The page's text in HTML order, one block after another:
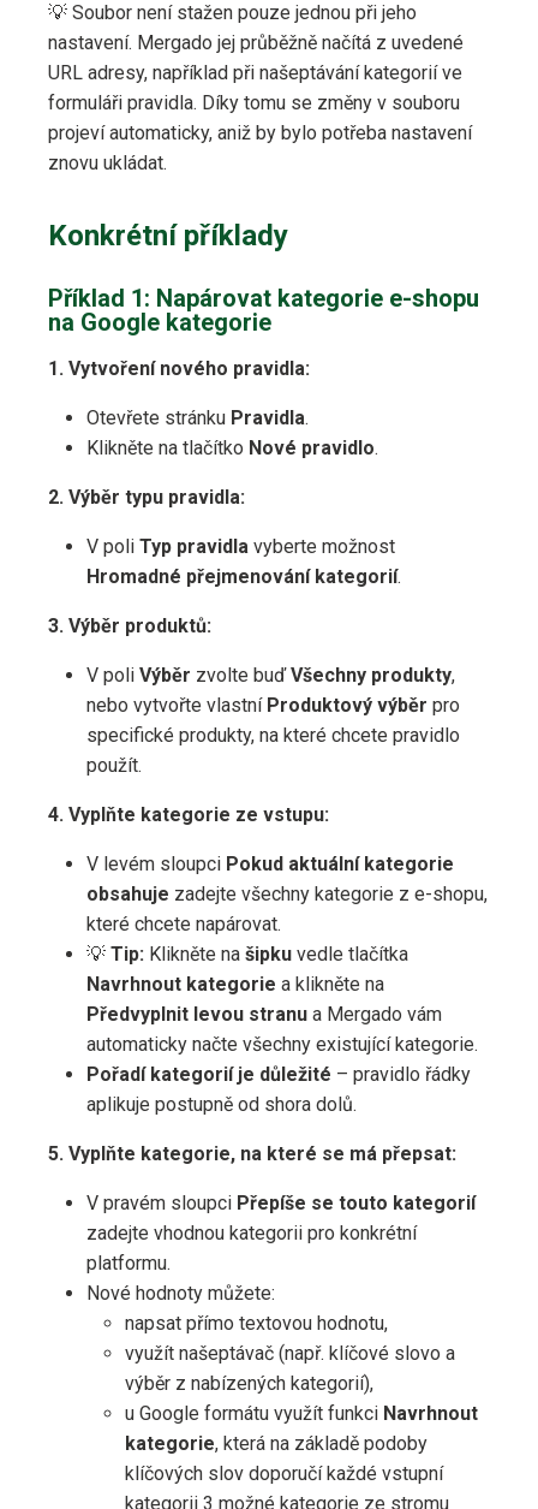
💡 Soubor není stažen pouze jednou při jeho
nastavení. Mergado jej průběžně načítá z uvedené
URL adresy, například při našeptávání kategorií ve
formuláři pravidla. Díky tomu se změny v souboru
projeví automaticky, aniž by bylo potřeba nastavení
znovu ukládat.
Konkrétní příklady
Příklad 1: Napárovat kategorie e-shopu
na Google kategorie
1. Vytvoření nového pravidla:
Otevřete stránku Pravidla.
Klikněte na tlačítko Nové pravidlo.
2. Výběr typu pravidla:
V poli Typ pravidla vyberte možnost
Hromadné přejmenování kategorií.
3. Výběr produktů:
V poli Výběr zvolte buďVšechny produkty,
nebo vytvořte vlastní Produktový výběr pro
specifické produkty, na které chcete pravidlo
použít.
4. Vyplňte kategorie ze vstupu:
V levém sloupci Pokud aktuální kategorie
obsahuje zadejte všechny kategorie z e-shopu,
které chcete napárovat.
💡 Tip: Klikněte na šipku vedle tlačítka
Navrhnout kategorie a klikněte na
Předvyplnit levou stranu a Mergado vám
automaticky načte všechny existující kategorie.
Pořadí kategorií je důležité – pravidlo řádky
aplikuje postupně od shora dolů.
5. Vyplňte kategorie, na které se má přepsat:
V pravém sloupci Přepíše se touto kategorií
zadejte vhodnou kategorii pro konkrétní
platformu.
Nové hodnoty můžete:
napsat přímo textovou hodnotu,
využít našeptávač (např. klíčové slovo a
výběr z nabízených kategorií),
u Google formátu využít funkci Navrhnout
kategorie, která na základě podoby
klíčových slov doporučí každé vstupní
kategorii 3 možné kategorie ze stromu